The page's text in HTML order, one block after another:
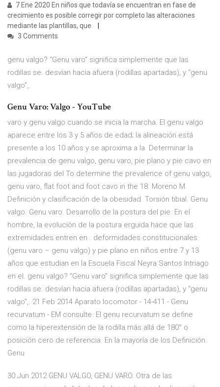
7 Ene 2020 En niños que todavía se encuentran en fase de
crecimiento es posible corregir por completo las alteraciones
mediante las plantillas, que
3 Comments
genu valgo? “Genu varo” significa simplemente que las
rodillas se. desvían hacia afuera (rodillas apartadas), y “genu
valgo”,.
Genu Varo: Valgo - YouTube
varo y genu valgo cuando se inicia la marcha. El genu valgo
aparece entre los 3 y 5 años de edad; la alineación está
presente a los 10 años y se aproxima a la Determinar la
prevalencia de genu valgo, genu varo, pie plano y pie cavo en
las jugadoras del To determine the prevalence of genu valgo,
genu varo, flat foot and foot cavo in the 18. Moreno M.
Definición y clasificación de la obesidad. Torsión tibial. Genu
valgo. Genu varo. Desarrollo de la postura del pie. En el
hombre, la evolución de la postura erguida hace que las
extremidades entren en . deformidades constitucionales
(genu varo – genu valgo) y pie plano en niños entre 7 y 13
años que estudian en la Escuela Fiscal Neyra Santos Intriago
en el. genu valgo? “Genu varo” significa simplemente que las
rodillas se. desvían hacia afuera (rodillas apartadas), y “genu
valgo”,. 21 Feb 2014 Aparato locomotor - 14-411 - Genu
recurvatum - EM consulte. El genu recurvatum se define
como la hiperextensión de la rodilla más allá de 180° o
posición cero de referencia. En la mayoría de los Definición.
Genu
30 Jun 2012 GENU VALGO, GENU VARO. Otra de las